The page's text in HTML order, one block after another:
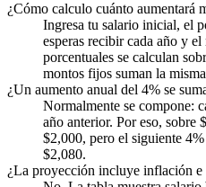
¿Cómo calculo cuánto aumentará
Ingresa tu salario inicial, el
esperas recibir cada año y
porcentuales se calculan
montos fijos suman la
¿Un aumento anual del 4% se
Normalmente se compone:
año anterior. Por eso, sobre
$2,000, pero el siguiente
$2,080.
¿La proyección incluye inflación e